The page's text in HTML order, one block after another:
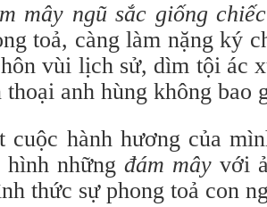
mây ngũ sắc giống
toả, càng làm nặng ký
vùi lịch sử, dìm tội ác
thoại anh hùng không bao
cuộc hành hương của
hình những đám mây với
thức sự phong toả con